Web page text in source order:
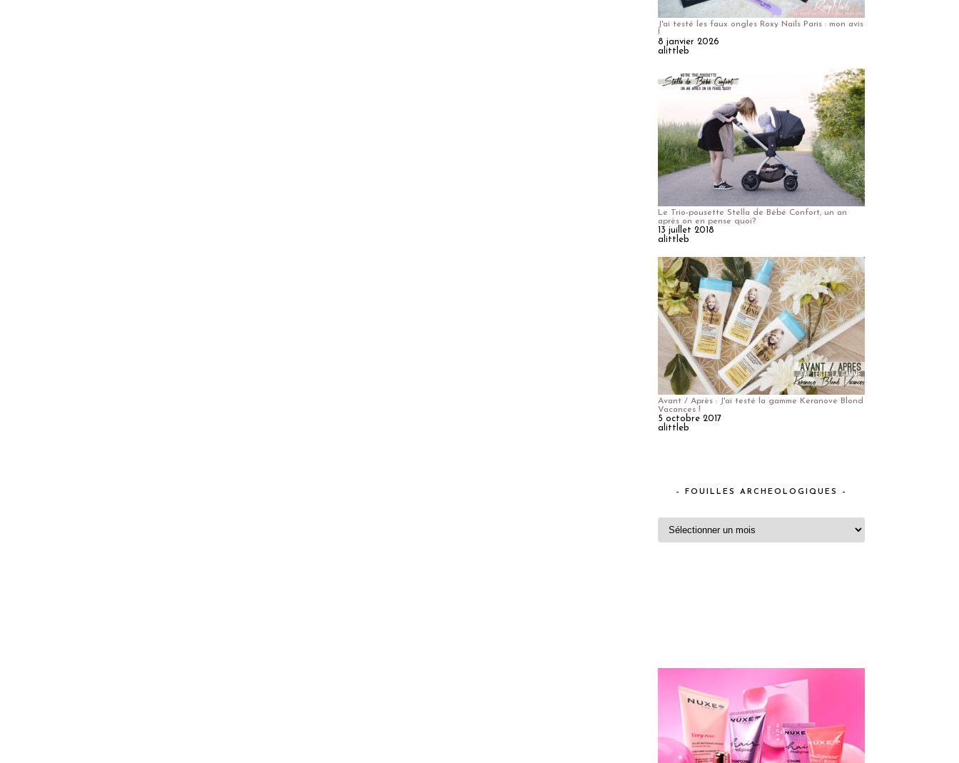
J'ai testé les faux ongles Roxy Nails Paris : mon avis
!
8 janvier 2026
alittleb
Le Trio-pousette Stella de Bébé Confort, un an
après on en pense quoi?
13 juillet 2018
alittleb
Avant / Après : J'ai testé la gamme Keranove Blond
Vacances !
5 octobre 2017
alittleb
– FOUILLES ARCHEOLOGIQUES –